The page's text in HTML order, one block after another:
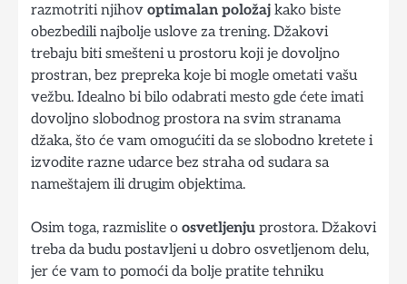
razmotriti njihov optimalan položaj kako biste
obezbedili najbolje uslove za trening. Džakovi
trebaju biti smešteni u prostoru koji je dovoljno
prostran, bez prepreka koje bi mogle ometati vašu
vežbu. Idealno bi bilo odabrati mesto gde ćete imati
dovoljno slobodnog prostora na svim stranama
džaka, što će vam omogućiti da se slobodno kretete i
izvodite razne udarce bez straha od sudara sa
nameštajem ili drugim objektima.
Osim toga, razmislite o osvetljenju prostora. Džakovi
treba da budu postavljeni u dobro osvetljenom delu,
jer će vam to pomoći da bolje pratite tehniku